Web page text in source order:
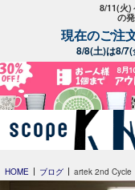
8/11(火)
の
現在のご注
8/8(土)は8/
HOME ブログ artek 2nd Cycle